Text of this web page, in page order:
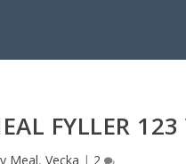
FYLLER 123
Meal, Vecka | 2